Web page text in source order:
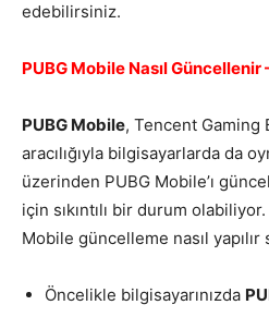
edebilirsiniz.
PUBG Mobile Nasıl Güncellenir
PUBG Mobile, Tencent Gaming
aracılığıyla bilgisayarlarda da
üzerinden PUBG Mobile’ı
için sıkıntılı bir durum
Mobile güncelleme nasıl
Öncelikle bilgisayarınızda